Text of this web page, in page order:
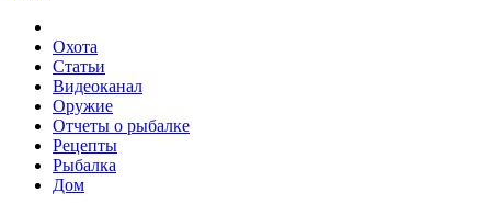
Охота
Статьи
Видеоканал
Оружие
Отчеты о рыбалке
Рецепты
Рыбалка
Дом